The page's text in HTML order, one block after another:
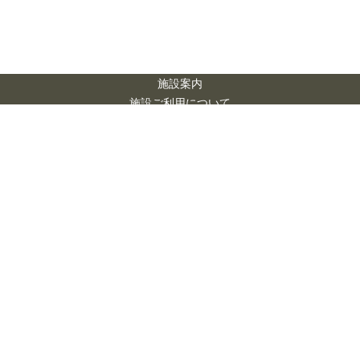
施設案内
施設ご利用について